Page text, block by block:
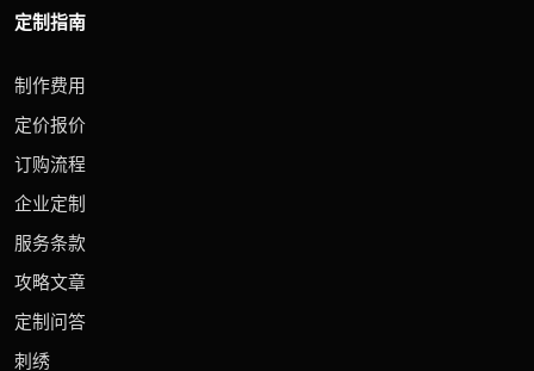
定制指南
制作费用
定价报价
订购流程
企业定制
服务条款
攻略文章
定制问答
刺绣